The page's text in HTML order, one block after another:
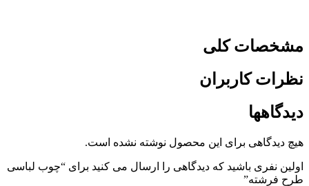
مشخصات کلی
نظرات کاربران
دیدگاهها
هیچ دیدگاهی برای این محصول نوشته نشده است.
اولین نفری باشید که دیدگاهی را ارسال می کنید برای “چوب لباسی
طرح فرشته”